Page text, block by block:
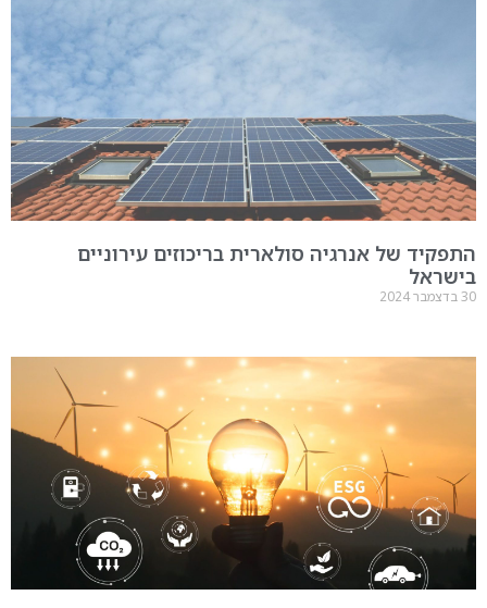
התפקיד של אנרגיה סולארית בריכוזים עירוניים
בישראל
30 בדצמבר 2024